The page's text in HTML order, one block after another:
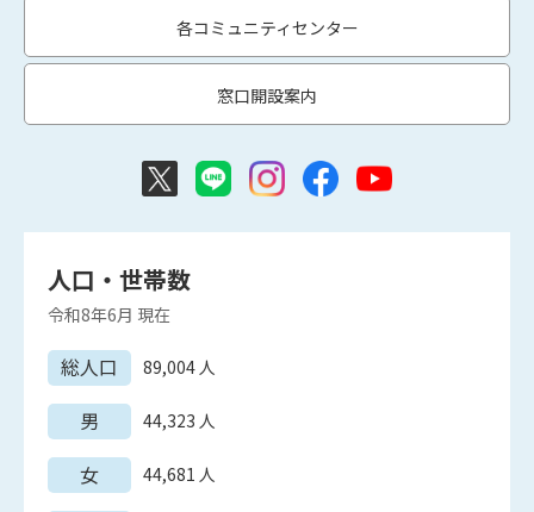
各コミュニティセンター
窓口開設案内
人口・世帯数
令和8年6月 現在
総人口 89,004人
男 44,323 人
女 44,681 人